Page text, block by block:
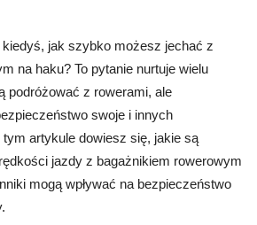
kiedyś, jak szybko możesz jechać z
na haku? To pytanie nurtuje wielu
podróżować z rowerami, ale
swoje i innych
artykule dowiesz się, jakie są
jazdy z bagażnikiem rowerowym
mogą wpływać na bezpieczeństwo